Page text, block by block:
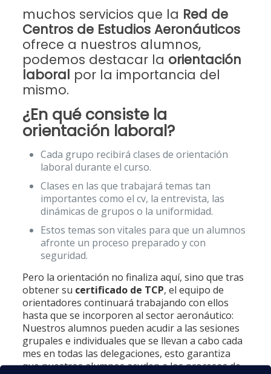
muchos servicios que la Red de
Centros de Estudios Aeronáuticos
ofrece a nuestros alumnos,
podemos destacar la orientación
laboral por la importancia del
mismo.
¿En qué consiste la
orientación laboral?
Cada grupo recibirá clases de orientación
laboral durante el curso.
Clases en las que trabajará temas tan
importantes como el cv, la entrevista, las
dinámicas de grupos o la uniformidad.
Estos temas son vitales para que un alumnos
afronte un proceso preparado y con
seguridad.
Pero la orientación no finaliza aquí, sino que tras
obtener su certificado de TCP, el equipo de
orientadores continuará trabajando con ellos
hasta que se incorporen al sector aeronáutico:
Nuestros alumnos pueden acudir a las sesiones
grupales e individuales que se llevan a cabo cada
mes en todas las delegaciones, esto garantiza
que nuestros alumnos acuden a los procesos de